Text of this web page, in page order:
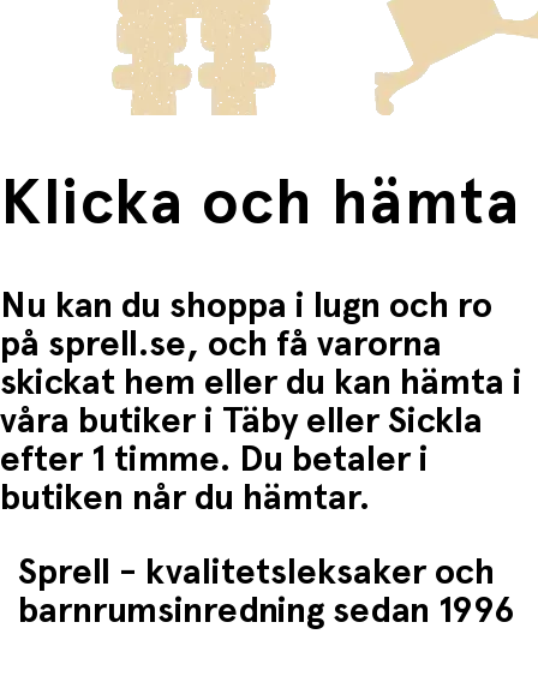
frakten för dessa varor visas i kassan.
Fri frakt när du handlar för mer än 1500:-
Klicka och hämta
Nu kan du shoppa i lugn och ro
på sprell.se, och få varorna
skickat hem eller du kan hämta i
våra butiker i Täby eller Sickla
efter 1 timme. Du betaler i
butiken når du hämtar.
Sprell - kvalitetsleksaker och
barnrumsinredning sedan 1996